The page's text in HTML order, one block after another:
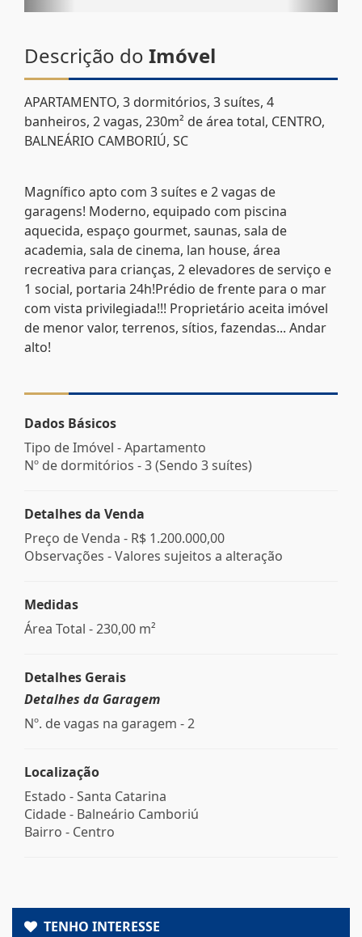
Descrição do Imóvel
APARTAMENTO, 3 dormitórios, 3 suítes, 4
banheiros, 2 vagas, 230m² de área total, CENTRO,
BALNEÁRIO CAMBORIÚ, SC
Magnífico apto com 3 suítes e 2 vagas de
garagens! Moderno, equipado com piscina
aquecida, espaço gourmet, saunas, sala de
academia, sala de cinema, lan house, área
recreativa para crianças, 2 elevadores de serviço e
1 social, portaria 24h!Prédio de frente para o mar
com vista privilegiada!!! Proprietário aceita imóvel
de menor valor, terrenos, sítios, fazendas... Andar
alto!
Dados Básicos
Tipo de Imóvel - Apartamento
Nº de dormitórios - 3 (Sendo 3 suítes)
Detalhes da Venda
Preço de Venda - R$ 1.200.000,00
Observações - Valores sujeitos a alteração
Medidas
Área Total - 230,00 m²
Detalhes Gerais
Detalhes da Garagem
Nº. de vagas na garagem - 2
Localização
Estado -Santa Catarina
Cidade - Balneário Camboriú
Bairro - Centro
TENHO INTERESSE